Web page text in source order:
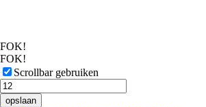
FOK!
FOK!
Scrollbar gebruiken
opslaan